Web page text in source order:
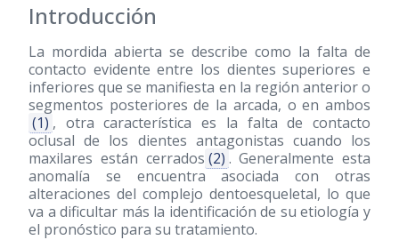
Introducción
La mordida abierta se describe como la falta de
contacto evidente entre los dientes superiores e
inferiores que se manifiesta en la región anterior o
segmentos posteriores de la arcada, o en ambos
(1) , otra característica es la falta de contacto
oclusal de los dientes antagonistas cuando los
maxilares están cerrados (2) . Generalmente esta
anomalía se encuentra asociada con otras
alteraciones del complejo dentoesqueletal, lo que
va a dificultar más la identificación de su etiología y
el pronóstico para su tratamiento.